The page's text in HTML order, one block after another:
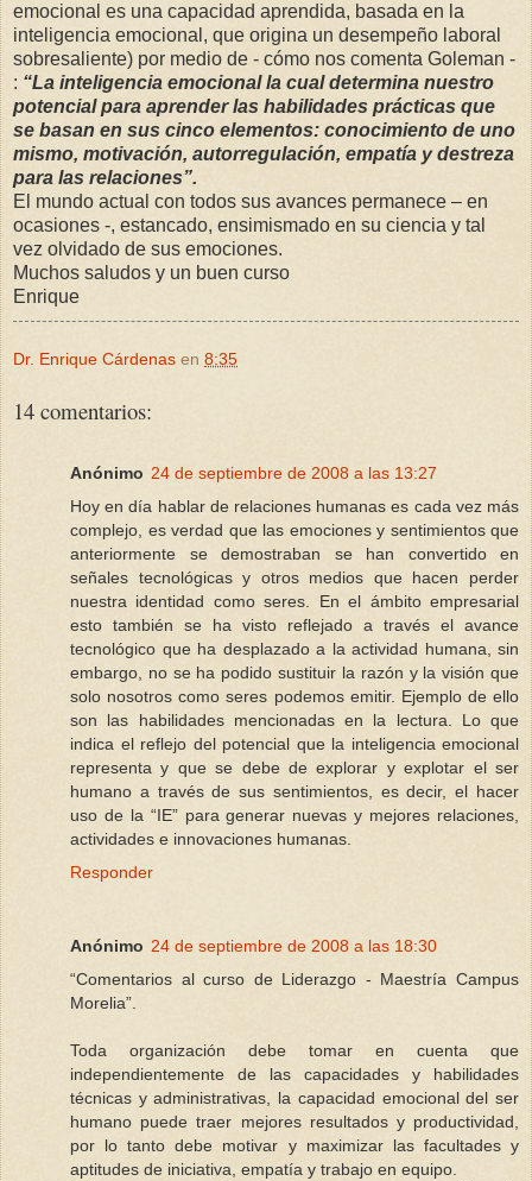
emocional es una capacidad aprendida, basada en la
inteligencia emocional, que origina un desempeño laboral
sobresaliente) por medio de - cómo nos comenta Goleman -
: “La inteligencia emocional la cual determina nuestro
potencial para aprender las habilidades prácticas que
se basan en sus cinco elementos: conocimiento de uno
mismo, motivación, autorregulación, empatía y destreza
para las relaciones”.
El mundo actual con todos sus avances permanece – en
ocasiones -, estancado, ensimismado en su ciencia y tal
vez olvidado de sus emociones.
Muchos saludos y un buen curso
Enrique
Dr. Enrique Cárdenas en 8:35
14 comentarios:
Anónimo 24 de septiembre de 2008 a las 13:27
Hoy en día hablar de relaciones humanas es cada vez más
complejo, es verdad que las emociones y sentimientos que
anteriormente se demostraban se han convertido en
señales tecnológicas y otros medios que hacen perder
nuestra identidad como seres. En el ámbito empresarial
esto también se ha visto reflejado a través el avance
tecnológico que ha desplazado a la actividad humana, sin
embargo, no se ha podido sustituir la razón y la visión que
solo nosotros como seres podemos emitir. Ejemplo de ello
son las habilidades mencionadas en la lectura. Lo que
indica el reflejo del potencial que la inteligencia emocional
representa y que se debe de explorar y explotar el ser
humano a través de sus sentimientos, es decir, el hacer
uso de la “IE” para generar nuevas y mejores relaciones,
actividades e innovaciones humanas.
Responder
Anónimo 24 de septiembre de 2008 a las 18:30
“Comentarios al curso de Liderazgo - Maestría Campus
Morelia”.
Toda organización debe tomar en cuenta que
independientemente de las capacidades y habilidades
técnicas y administrativas, la capacidad emocional del ser
humano puede traer mejores resultados y productividad,
por lo tanto debe motivar y maximizar las facultades y
aptitudes de iniciativa, empatía y trabajo en equipo.